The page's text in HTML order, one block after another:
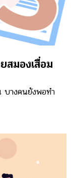
สมองเสื่อม
บางคนยังพอทำ